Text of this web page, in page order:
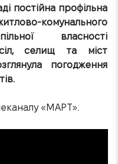
постійна профільна
комунального
власності
селищ та міст
погодження
«МАРТ».